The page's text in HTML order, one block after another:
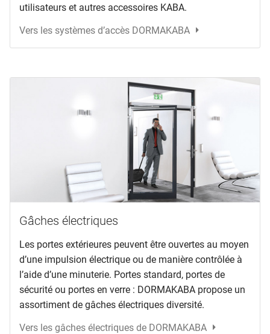
utilisateurs et autres accessoires KABA.
Vers les systèmes d’accès DORMAKABA
Gâches électriques
Les portes extérieures peuvent être ouvertes au moyen
d’une impulsion électrique ou de manière contrôlée à
l’aide d’une minuterie. Portes standard, portes de
sécurité ou portes en verre : DORMAKABA propose un
assortiment de gâches électriques diversité.
Vers les gâches électriques de DORMAKABA